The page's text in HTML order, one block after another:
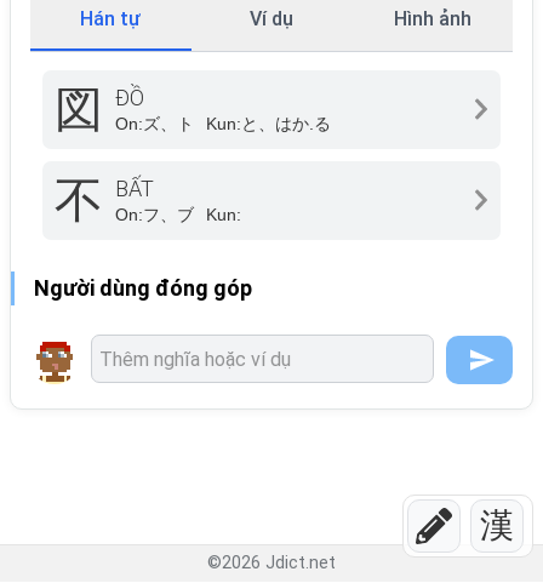
漢
Hán tự Ví dụ Hình ảnh
図 ĐỒ
On:ズ、ト Kun:と、はか.る
不 BẤT
On:フ、ブ Kun:
Người dùng đóng góp
©2026 Jdict.net